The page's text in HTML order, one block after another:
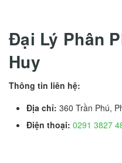
Đại Lý Phân
Huy
Thông tin liên hệ:
Địa chỉ: 360 Trần Phú,
Điện thoại: 0291 3827